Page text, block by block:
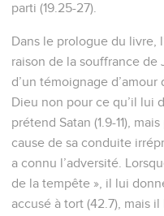
parti (19.25-27).
Dans le prologue du livre,
raison de la souffrance de
d’un témoignage
Dieu non pour ce qu’il lui
prétend Satan (1.9-11),
cause de sa conduite
a connu l’adversité.
de la tempête », il lui
accusé à tort (42.7), mais